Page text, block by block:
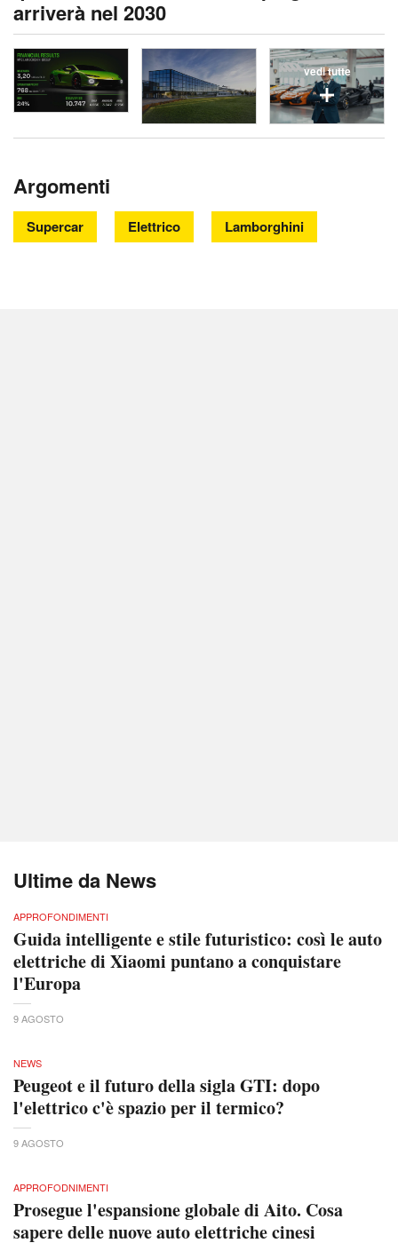
arriverà nel 2030
vedi tutte
Argomenti
Supercar Elettrico Lamborghini
Ultime da News
APPROFONDIMENTI
Guida intelligente e stile futuristico: così le auto
elettriche di Xiaomi puntano a conquistare
l'Europa
9 AGOSTO
NEWS
Peugeot e il futuro della sigla GTI: dopo
l'elettrico c'è spazio per il termico?
9 AGOSTO
APPROFODNIMENTI
Prosegue l'espansione globale di Aito. Cosa
sapere delle nuove auto elettriche cinesi